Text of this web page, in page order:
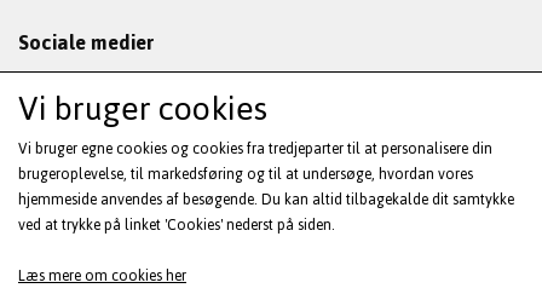
Sociale medier
Modtag vores nyhedsbrev via e-mail
Tilmeld
(mere information)
Vi bruger cookies
Vi bruger egne cookies og cookies fra tredjeparter til at personalisere din
brugeroplevelse, til markedsføring og til at undersøge, hvordan vores
hjemmeside anvendes af besøgende. Du kan altid tilbagekalde dit samtykke
ved at trykke på linket 'Cookies' nederst på siden.
Læs mere om cookies her